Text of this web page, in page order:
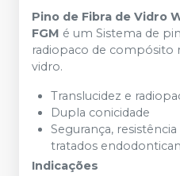
Pino de Fibra de Vidro
FGM é um Sistema de
radiopaco de compósito
vidro.
Translucidez e
Dupla conicidade
Segurança,
tratados
Indicações